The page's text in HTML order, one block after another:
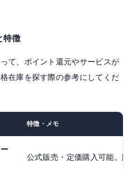
特徴
て、ポイント還元やサービスが
在庫を探す際の参考にしてくだ
特徴・メモ
公式販売・定価購入可能。購